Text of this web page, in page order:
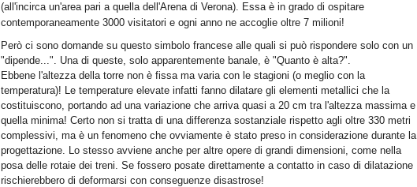
(all'incirca un'area pari a quella dell'Arena di Verona). Essa è in grado di ospitare
contemporaneamente 3000 visitatori e ogni anno ne accoglie oltre 7 milioni!
Però ci sono domande su questo simbolo francese alle quali si può rispondere solo con un
"dipende...". Una di queste, solo apparentemente banale, è "Quanto è alta?".
Ebbene l'altezza della torre non è fissa ma varia con le stagioni (o meglio con la
temperatura)! Le temperature elevate infatti fanno dilatare gli elementi metallici che la
costituiscono, portando ad una variazione che arriva quasi a 20 cm tra l'altezza massima e
quella minima! Certo non si tratta di una differenza sostanziale rispetto agli oltre 330 metri
complessivi, ma è un fenomeno che ovviamente è stato preso in considerazione durante la
progettazione. Lo stesso avviene anche per altre opere di grandi dimensioni, come nella
posa delle rotaie dei treni. Se fossero posate direttamente a contatto in caso di dilatazione
rischierebbero di deformarsi con conseguenze disastrose!